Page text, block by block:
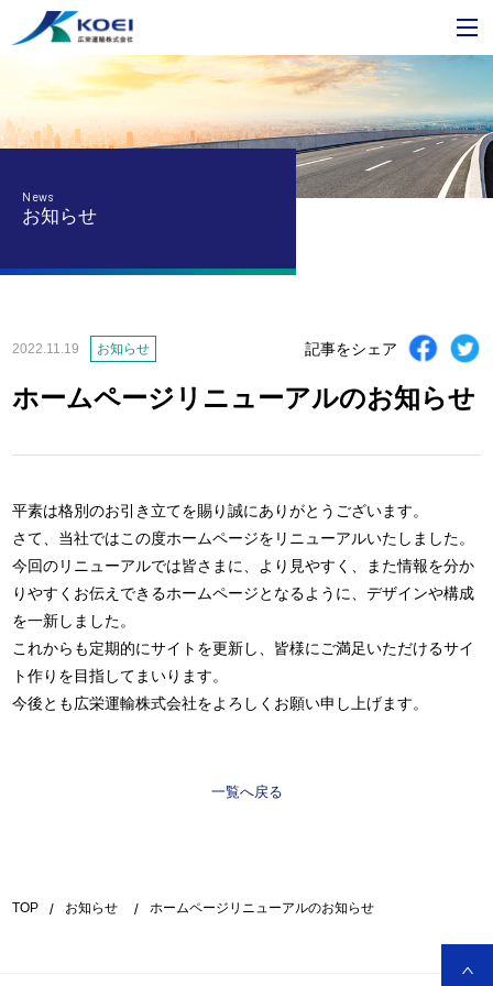
News
お知らせ
2022.11.19 お知らせ 記事をシェア
ホームページリニューアルのお知らせ
平素は格別のお引き立てを賜り誠にありがとうございます。
さて、当社ではこの度ホームページをリニューアルいたしました。
今回のリニューアルでは皆さまに、より見やすく、また情報を分か
りやすくお伝えできるホームページとなるように、デザインや構成
を一新しました。
これからも定期的にサイトを更新し、皆様にご満足いただけるサイ
ト作りを目指してまいります。
今後とも広栄運輸株式会社をよろしくお願い申し上げます。
一覧へ戻る
TOP / お知らせ / ホームページリニューアルのお知らせ